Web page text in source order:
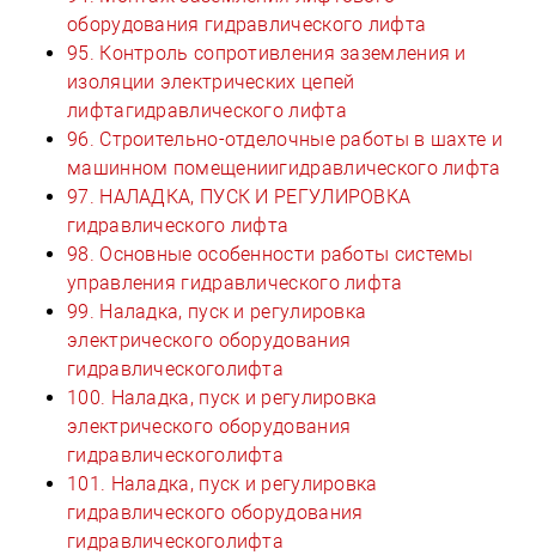
оборудования гидравлического лифта
95. Контроль сопротивления заземления и
изоляции электрических цепей
лифтагидравлического лифта
96. Строительно-отделочные работы в шахте и
машинном помещениигидравлического лифта
97. НАЛАДКА, ПУСК И РЕГУЛИРОВКА
гидравлического лифта
98. Основные особенности работы системы
управления гидравлического лифта
99. Наладка, пуск и регулировка
электрического оборудования
гидравлическоголифта
100. Наладка, пуск и регулировка
электрического оборудования
гидравлическоголифта
101. Наладка, пуск и регулировка
гидравлического оборудования
гидравлическоголифта